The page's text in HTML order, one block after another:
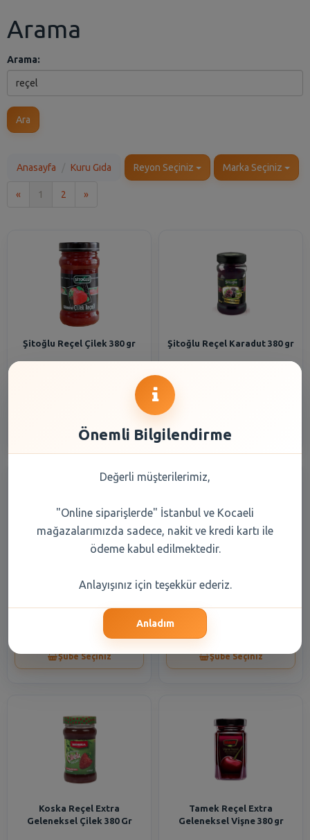
Arama
Arama:
Ara
Anasayfa Kuru Gıda Reyon Seçiniz Marka Seçiniz
« 1 2 »Son
Şitoğlu Reçel Çilek 380 gr Şitoğlu Reçel Karadut 380 gr
Şube Seçiniz Şube Seçiniz
Koska Reçel Extra
Geleneksel Çilek 380 Gr
Tamek Reçel Extra
Geleneksel Vişne 380 gr
Önemli Bilgilendirme
Değerli müşterilerimiz,
"Online siparişlerde" İstanbul ve Kocaeli
mağazalarımızda sadece, nakit ve kredi kartı ile
ödeme kabul edilmektedir.
Anlayışınız için teşekkür ederiz.
Anladım